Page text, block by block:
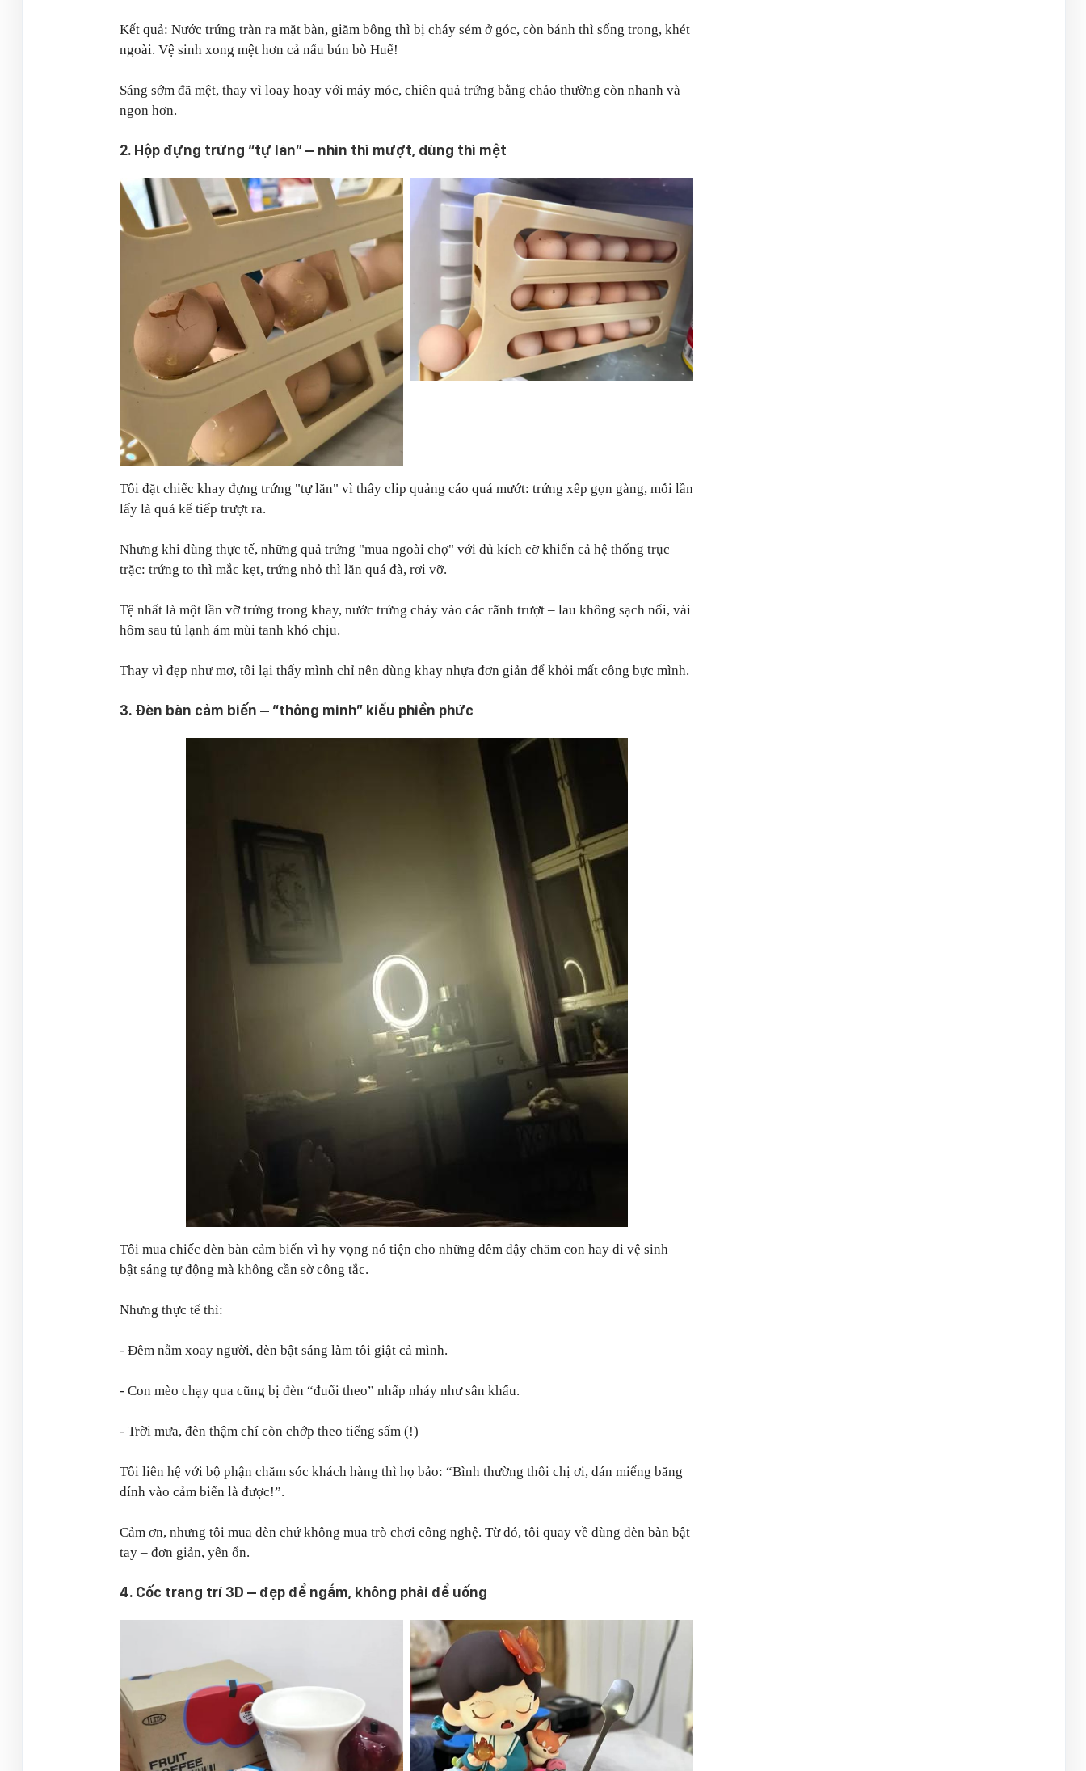
Kết quả: Nước trứng tràn ra mặt bàn, giăm bông thì bị cháy sém ở góc, còn bánh thì sống trong, khét
ngoài. Vệ sinh xong mệt hơn cả nấu bún bò Huế!
Sáng sớm đã mệt, thay vì loay hoay với máy móc, chiên quả trứng bằng chảo thường còn nhanh và
ngon hơn.
2. Hộp đựng trứng “tự lăn” – nhìn thì mượt, dùng thì mệt
Tôi đặt chiếc khay đựng trứng "tự lăn" vì thấy clip quảng cáo quá mướt: trứng xếp gọn gàng, mỗi lần
lấy là quả kế tiếp trượt ra.
Nhưng khi dùng thực tế, những quả trứng "mua ngoài chợ" với đủ kích cỡ khiến cả hệ thống trục
trặc: trứng to thì mắc kẹt, trứng nhỏ thì lăn quá đà, rơi vỡ.
Tệ nhất là một lần vỡ trứng trong khay, nước trứng chảy vào các rãnh trượt – lau không sạch nổi, vài
hôm sau tủ lạnh ám mùi tanh khó chịu.
Thay vì đẹp như mơ, tôi lại thấy mình chỉ nên dùng khay nhựa đơn giản để khỏi mất công bực mình.
3. Đèn bàn cảm biến – “thông minh” kiểu phiền phức
Tôi mua chiếc đèn bàn cảm biến vì hy vọng nó tiện cho những đêm dậy chăm con hay đi vệ sinh –
bật sáng tự động mà không cần sờ công tắc.
Nhưng thực tế thì:
- Đêm nằm xoay người, đèn bật sáng làm tôi giật cả mình.
- Con mèo chạy qua cũng bị đèn “đuổi theo” nhấp nháy như sân khấu.
- Trời mưa, đèn thậm chí còn chớp theo tiếng sấm (!)
Tôi liên hệ với bộ phận chăm sóc khách hàng thì họ bảo: “Bình thường thôi chị ơi, dán miếng băng
dính vào cảm biến là được!”.
Cảm ơn, nhưng tôi mua đèn chứ không mua trò chơi công nghệ. Từ đó, tôi quay về dùng đèn bàn bật
tay – đơn giản, yên ổn.
4. Cốc trang trí 3D – đẹp để ngắm, không phải để uống